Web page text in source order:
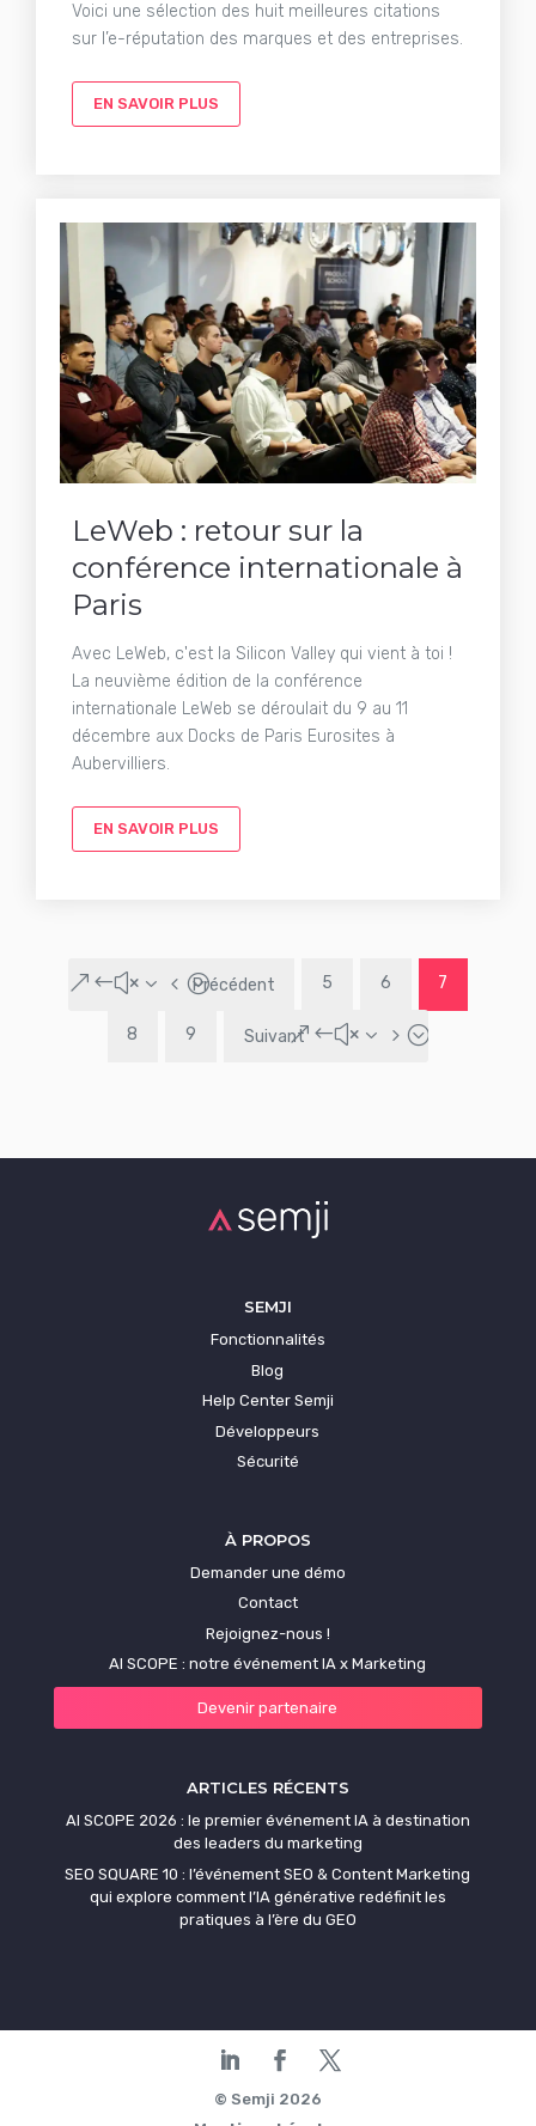
Voici une sélection des huit meilleures citations
sur l’e-réputation des marques et des entreprises.
EN SAVOIR PLUS
LeWeb : retour sur la
conférence internationale à
Paris
Avec LeWeb, c'est la Silicon Valley qui vient à toi !
La neuvième édition de la conférence
internationale LeWeb se déroulait du 9 au 11
décembre aux Docks de Paris Eurosites à
Aubervilliers.
EN SAVOIR PLUS
&#x34;Précédent 5 6 7
8 9 Suivant&#x35;
SEMJI
Fonctionnalités
Blog
Help Center Semji
Développeurs
Sécurité
À PROPOS
Demander une démo
Contact
Rejoignez-nous !
AI SCOPE : notre événement IA x Marketing
Devenir partenaire
ARTICLES RÉCENTS
AI SCOPE 2026 : le premier événement IA à destination
des leaders du marketing
SEO SQUARE 10 : l’événement SEO & Content Marketing
qui explore comment l’IA générative redéfinit les
pratiques à l’ère du GEO
© Semji 2026